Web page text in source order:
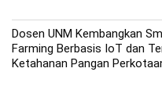
Dosen UNM Kembangkan
Farming Berbasis IoT dan
Ketahanan Pangan